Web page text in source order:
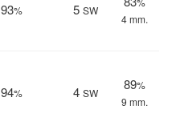
93% 5 SW
4 mm.
94% 4 SW
89%
9 mm.